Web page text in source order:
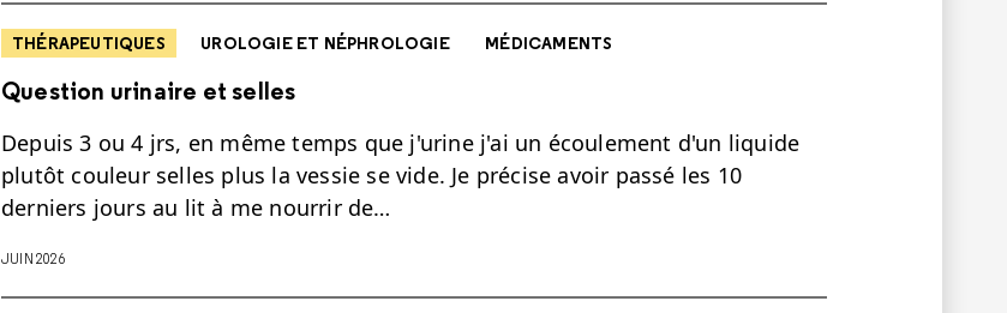
THÉRAPEUTIQUES UROLOGIE ET NÉPHROLOGIE MÉDICAMENTS
Question urinaire et selles
Depuis 3 ou 4 jrs, en même temps que j'urine j'ai un écoulement d'un liquide
plutôt couleur selles plus la vessie se vide. Je précise avoir passé les 10
derniers jours au lit à me nourrir de…
JUIN 2026